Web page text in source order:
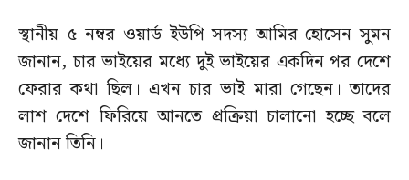
স্থানীয় ৫ নম্বর ওয়ার্ড ইউপি সদস্য আমির হোসেন সুমন
জানান, চার ভাইয়ের মধ্যে দুই ভাইয়ের একদিন পর দেশে
ফেরার কথা ছিল। এখন চার ভাই মারা গেছেন। তাদের
লাশ দেশে ফিরিয়ে আনতে প্রক্রিয়া চালানো হচ্ছে বলে
জানান তিনি।